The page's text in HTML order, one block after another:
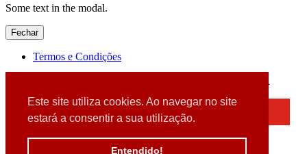
Este site utiliza cookies. Ao navegar no site
estará a consentir a sua utilização.
Entendido!
Some text in the modal.
Fechar
Termos e Condições
Detectamos que está a usar um browser desatualizado
Por favor, atualize o seu browser